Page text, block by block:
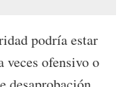
podría estar
veces ofensivo o